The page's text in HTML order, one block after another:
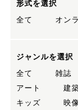
形式を選択
全て
オン
ジャンルを選択
全て
雑誌
アート
建
キッズ
映像